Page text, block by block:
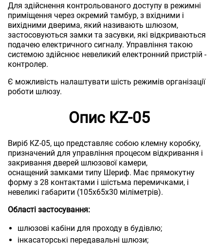
Для здійснення контрольованого доступу в режимні
приміщення через окремий тамбур, з вхідними і
вихідними дверима, який називають шлюзом,
застосовуються замки та засувки, які відкриваються
подачею електричного сигналу. Управління такою
системою здійснює невеликий електронний пристрій -
контролер.
Є можливість налаштувати шість режимів організації
роботи шлюзу.
Опис KZ-05
Виріб KZ-05, що представляє собою клемну коробку,
призначений для управління процесом відкривання і
закривання дверей шлюзової камери,
оснащений замками типу Шериф. Має прямокутну
форму з 28 контактами і шістьма перемичками, і
невеликі габарити (105х65х30 міліметрів).
Області застосування:
шлюзові кабіни для проходу в будівлю;
інкасаторські передавальні шлюзи;